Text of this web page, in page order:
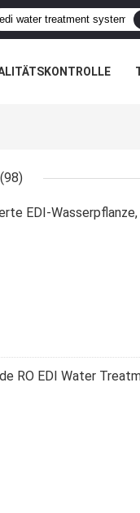
(98)
EDI-
RO EDI Water